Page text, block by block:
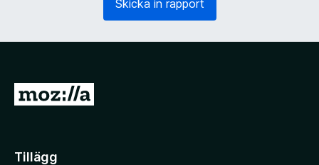
Skicka in rapport
G
i
Tillägg